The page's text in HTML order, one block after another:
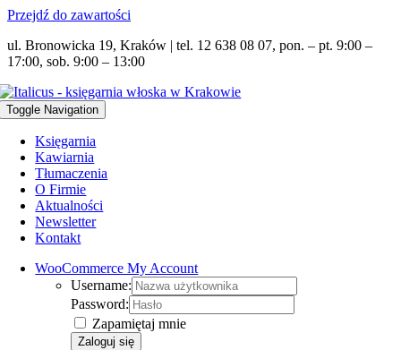
Przejdź do zawartości
ul. Bronowicka 19, Kraków | tel. 12 638 08 07, pon. – pt. 9:00 –
17:00, sob. 9:00 – 13:00
Toggle Navigation
Księgarnia
Kawiarnia
Tłumaczenia
O Firmie
Aktualności
Newsletter
Kontakt
WooCommerce My Account
Username:
Password:
Zapamiętaj mnie